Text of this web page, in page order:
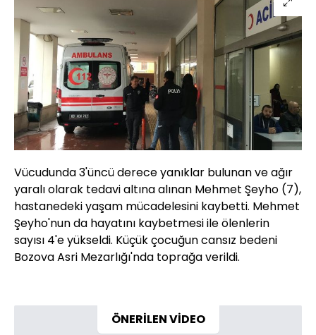
Vücudunda 3'üncü derece yanıklar bulunan ve ağır
yaralı olarak tedavi altına alınan Mehmet Şeyho (7),
hastanedeki yaşam mücadelesini kaybetti. Mehmet
Şeyho'nun da hayatını kaybetmesi ile ölenlerin
sayısı 4'e yükseldi. Küçük çocuğun cansız bedeni
Bozova Asri Mezarlığı'nda toprağa verildi.
ÖNERİLEN VİDEO